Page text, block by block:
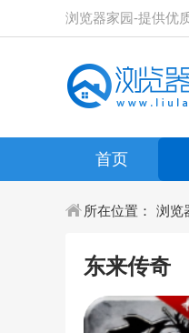
浏览器家园-提供优
首页
所在位置： 浏览
东来传奇